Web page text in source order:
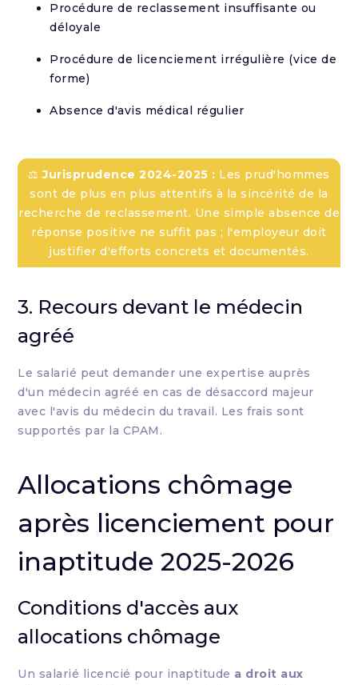
Procédure de reclassement insuffisante ou
déloyale
Procédure de licenciement irrégulière (vice de
forme)
Absence d'avis médical régulier
⚖️Jurisprudence 2024-2025 : Les prud'hommes
sont de plus en plus attentifs à la sincérité de la
recherche de reclassement. Une simple absence de
réponse positive ne suffit pas ; l'employeur doit
justifier d'efforts concrets et documentés.
3. Recours devant le médecin
agréé
Le salarié peut demander une expertise auprès
d'un médecin agréé en cas de désaccord majeur
avec l'avis du médecin du travail. Les frais sont
supportés par la CPAM.
Allocations chômage
après licenciement pour
inaptitude 2025-2026
Conditions d'accès aux
allocations chômage
Un salarié licencié pour inaptitude a droit aux